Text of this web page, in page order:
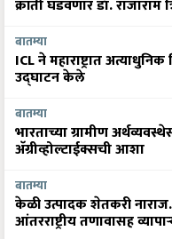
क्रांती घडवणार डॉ. राजाराम
बातम्या
ICL ने महाराष्ट्रात
उद्घाटन केले
बातम्या
भारताच्या ग्रामीण
अ‍ॅग्रीव्होल्टाईक्सची आशा
बातम्या
केळी उत्पादक शेतकरी
आंतरराष्ट्रीय तणावासह